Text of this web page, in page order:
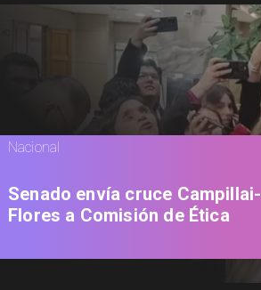
Nacional
Senado envía cruce Campillai-
Flores a Comisión de Ética